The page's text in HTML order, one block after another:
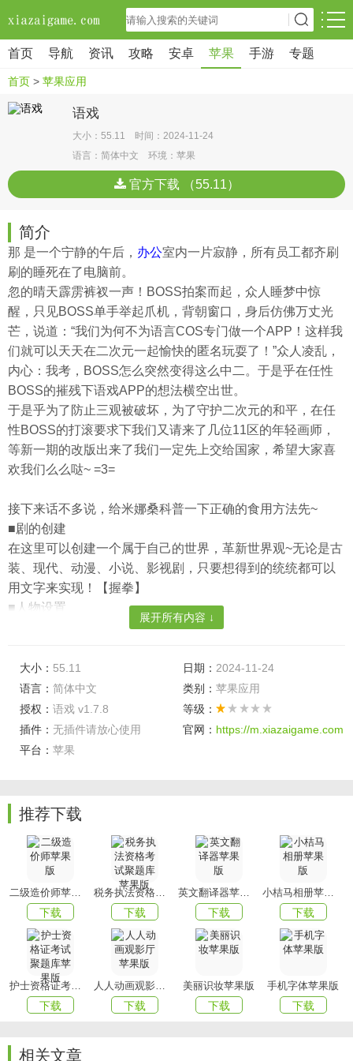
首页 导航 资讯 攻略 安卓 苹果 手游 专题
首页 > 苹果应用
语戏
大小：55.11 时间：2024-11-24
语言：简体中文 环境：苹果
官方下载 （55.11）
简介
那 是一个宁静的午后， 办公室内一片寂静，所有员工都齐刷
刷的睡死在了电脑前。
忽的晴天霹雳裤衩一声！BOSS拍案而起，众人睡梦中惊
醒，只见BOSS单手举起爪机，背朝窗口，身后仿佛万丈光
芒，说道：“我们为何不为语言COS专门做一个APP！这样我
们就可以天天在二次元一起愉快的匿名玩耍了！”众人凌乱，
内心：我考，BOSS怎么突然变得这么中二。于是乎在任性
BOSS的摧残下语戏APP的想法横空出世。
于是乎为了防止三观被破坏，为了守护二次元的和平，在任
性BOSS的打滚要求下我们又请来了几位11区的年轻画师，
等新一期的改版出来了我们一定先上交给国家，希望大家喜
欢我们么么哒~ =3=
接下来话不多说，给米娜桑科普一下正确的食用方法先~
■剧的创建
在这里可以创建一个属于自己的世界，革新世界观~无论是古
装、现代、动漫、小说、影视剧，只要想得到的统统都可以
用文字来实现！【握拳】
■人物设置
俗称皮，在已有世界观的基础下有人物才会有故事。可以按
间关系哟~这里创建的人物是提供给戏（yan）友（yuan）们
的角色选择。
■群的创建与审核
创建群时会自动生成一个审核群、水聊群和对戏群，还可以
按照自己的喜好创建各种分类群，更加方便更加自由。而且
——鼠辈！休得擅入我群！
■群聊对戏
会以群主写的世界观为背景，自己选择的身份来开始进行不
偏离主线剧情的即兴演绎。每个人都是演员，所以对于演员
们来说对戏可是很正式的呢！
■字数统计
机智的攻城狮们采用了字数实时统计的办法来确定版权的百
分比例。
——我们的攻城狮不可能辣么机智！
■家族
即使是在二次元也阻止不了我们组建家庭的热情，如果碰见
展开所有内容 ↓
大小： 55.11 日期： 2024-11-24
语言： 简体中文 类别： 苹果应用
授权： 语戏 v1.7.8
等级：
插件： 无插件请放心使用 官网： https://m.xiazaigame.com
平台： 苹果
推荐下载
二级造价师苹果版
下载
税务执法资格考试聚题库苹果版
下载
英文翻译器苹果版
下载
小桔马相册苹果版
下载
护士资格证考试聚题库苹果版
下载
人人动画观影厅苹果版
下载
美丽识妆苹果版
下载
手机字体苹果版
下载
相关文章